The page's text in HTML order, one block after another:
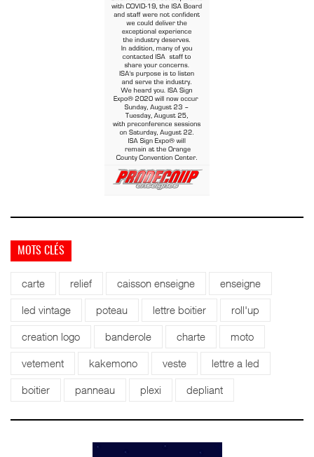
MOTS CLÉS
carte relief caisson enseigne enseigne
led vintage poteau lettre boitier roll'up
creation logo banderole charte moto
vetement kakemono veste lettre a led
boitier panneau plexi depliant